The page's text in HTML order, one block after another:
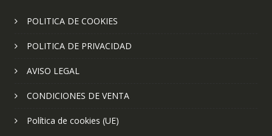
POLITICA DE COOKIES
POLITICA DE PRIVACIDAD
AVISO LEGAL
CONDICIONES DE VENTA
Política de cookies (UE)